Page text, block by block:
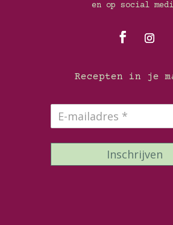
en op social
Recepten in je
Inschrijven